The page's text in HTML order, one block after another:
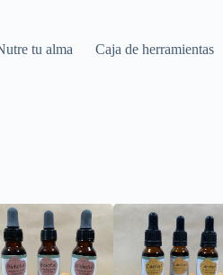
tu alma Caja de herramientas